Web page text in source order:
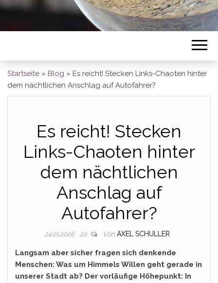
Startseite » Blog » Es reicht! Stecken Links-Chaoten hinter
dem nächtlichen Anschlag auf Autofahrer?
Es reicht! Stecken
Links-Chaoten hinter
dem nächtlichen
Anschlag auf
Autofahrer?
24.01.2026 20 Von AXEL SCHULLER
Langsam aber sicher fragen sich denkende
Menschen: Was um Himmels Willen geht gerade in
unserer Stadt ab? Der vorläufige Höhepunkt: In